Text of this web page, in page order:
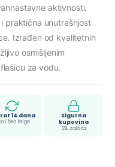
aktivnosti.
praktična unutrašnjost
Izrađen od kvalitetnih
osmišljenim
za vodu.
14 dana
i bez brige
Sigurna
kupovina
SSL zaštita